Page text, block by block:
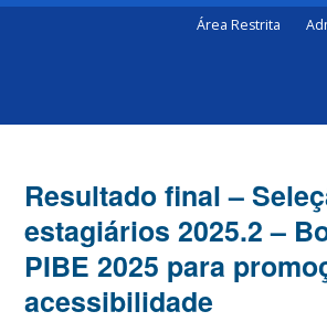
Área Restrita
Resultado final –
estagiários 2025.2 –
PIBE 2025 para
acessibilidade